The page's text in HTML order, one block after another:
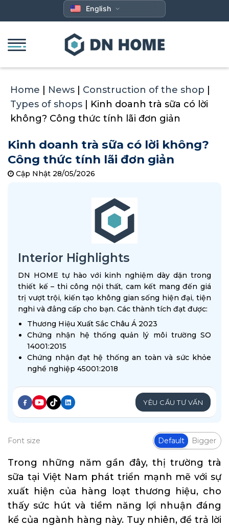
to
English
Home News Construction of the shop
Types of shops
Kinh doanh trà sữa có lời
không? Công thức tính lãi đơn giản
Kinh doanh trà sữa có lời không?
Công thức tính lãi đơn giản
Cập Nhật 28/05/2026
Interior Highlights
DN HOME tự hào với kinh nghiệm dày dặn trong
thiết kế – thi công nội thất, cam kết mang đến giá
trị vượt trội, kiến tạo không gian sống hiện đại, tiện
nghi và đẳng cấp cho bạn. Các thành tích đạt được:
Thương Hiệu Xuất Sắc Châu Á 2023
Chứng nhận hệ thống quản lý môi trường SO
14001:2015
Chứng nhận đạt hệ thống an toàn và sức khỏe
nghề nghiệp 45001:2018
YÊU CẦU TƯ VẤN
Font size Default Bigger
Trong những năm gần đây, thị trường trà
sữa tại Việt Nam phát triển mạnh mẽ với sự
xuất hiện của hàng loạt thương hiệu, cho
thấy sức hút và tiềm năng lợi nhuận đáng
kể của ngành hàng này. Tuy nhiên, để trả lời